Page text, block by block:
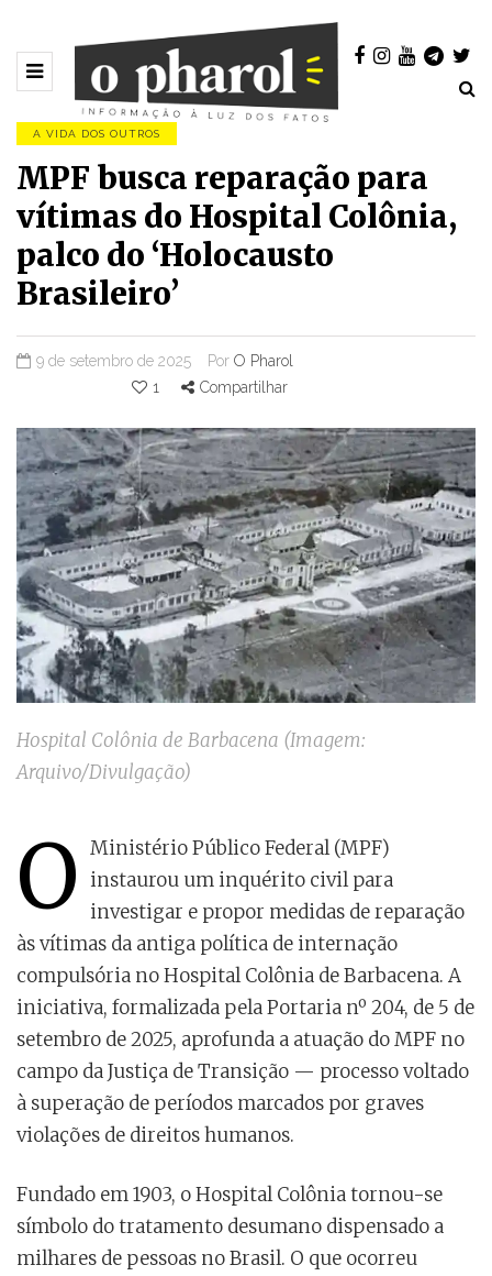
A VIDA DOS OUTROS
MPF busca reparação para
vítimas do Hospital Colônia,
palco do ‘Holocausto
Brasileiro’
9 de setembro de 2025 Por O Pharol
1
Compartilhar
Hospital Colônia de Barbacena (Imagem:
Arquivo/Divulgação)
O Ministério Público Federal (MPF)
instaurou um inquérito civil para
investigar e propor medidas de reparação
às vítimas da antiga política de internação
compulsória no Hospital Colônia de Barbacena. A
iniciativa, formalizada pela Portaria nº 204, de 5 de
setembro de 2025, aprofunda a atuação do MPF no
campo da Justiça de Transição — processo voltado
à superação de períodos marcados por graves
violações de direitos humanos.
Fundado em 1903, o Hospital Colônia tornou-se
símbolo do tratamento desumano dispensado a
milhares de pessoas no Brasil. O que ocorreu